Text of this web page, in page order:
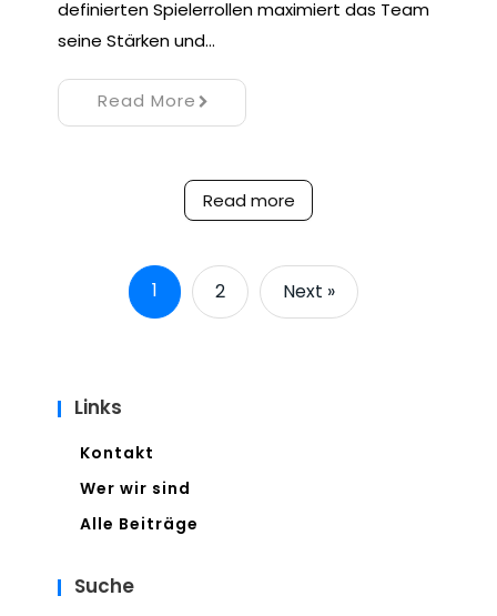
definierten Spielerrollen maximiert das Team
seine Stärken und…
Read More
Read more
1 2 Next »
Links
Kontakt
Wer wir sind
Alle Beiträge
Suche